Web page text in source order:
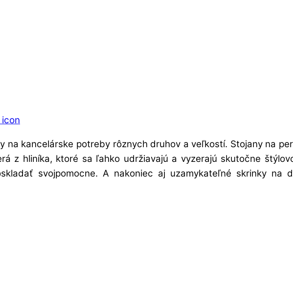
na kancelárske potreby rôznych druhov a veľkostí. Stojany na
z hliníka, ktoré sa ľahko udržiavajú a vyzerajú skutočne
svojpomocne. A nakoniec aj uzamykateľné skrinky na